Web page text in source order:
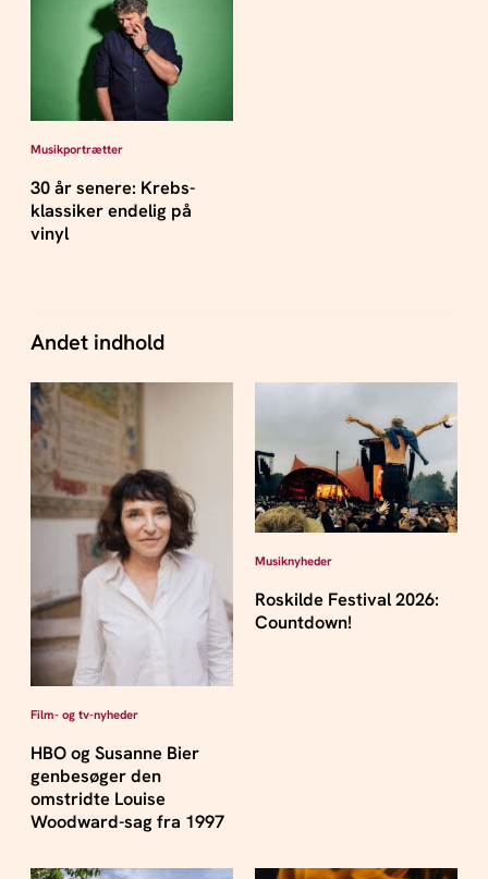
Musikportrætter
30 år senere: Krebs-
klassiker endelig på
vinyl
Andet indhold
Film- og tv-nyheder
HBO og Susanne Bier
genbesøger den
omstridte Louise
Woodward-sag fra 1997
Musiknyheder
Roskilde Festival 2026:
Countdown!